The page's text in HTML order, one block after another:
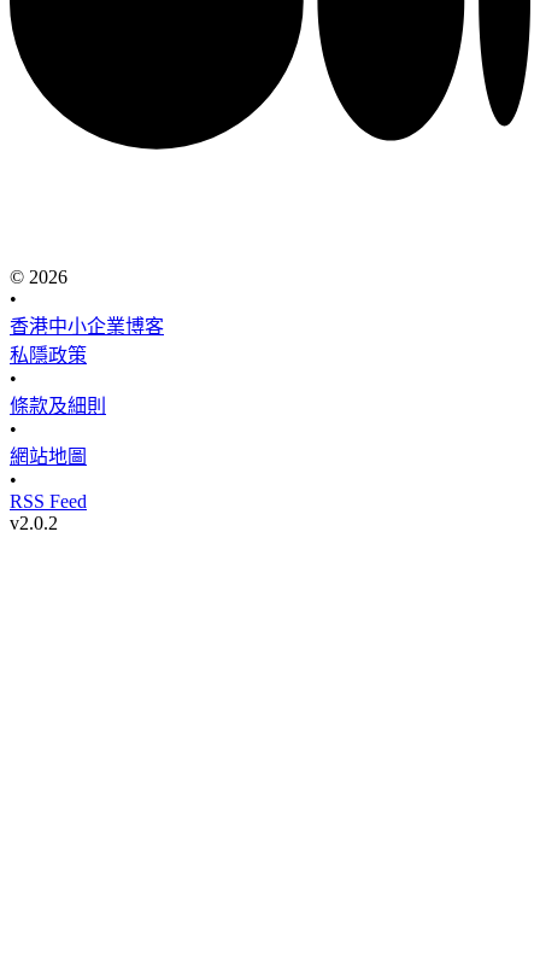
© 2026
•
香港中小企業博客
私隱政策
•
條款及細則
•
網站地圖
•
RSS Feed
v2.0.2